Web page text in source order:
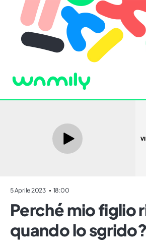
5 Aprile 2023 18:00
Perché mio figlio
quando lo sgrido?